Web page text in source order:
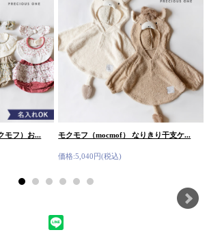
モフ）お... モクモフ（mocmof） なりきり干支ケ...
価格:5,040円(税込)